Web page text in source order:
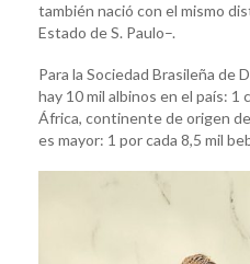
también nació con el mismo
Estado de S. Paulo–.
Para la Sociedad Brasileña de
hay 10 mil albinos en el país: 1
África, continente de origen
es mayor: 1 por cada 8,5 mil